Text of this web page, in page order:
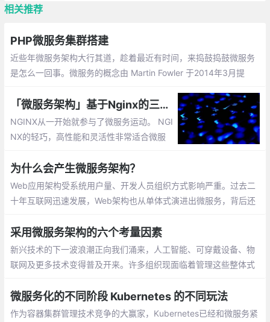
相关推荐
PHP微服务集群搭建
近些年微服务架构大行其道，趁着最近有时间，来捣鼓捣鼓微服务
是怎么一回事。微服务的概念由 Martin Fowler 于2014年3月提
组小的服务，服务之间相互协调
「微服务架构」基于Nginx的三种微服务参考架构
NGINX从一开始就参与了微服务运动。 NGI
NX的轻巧，高性能和灵活性非常适合微服
名第一的应用程序映像，您今天在Web上找
到的大多数微服务平台都包含一个演示
为什么会产生微服务架构？
Web应用架构受系统用户量、开发人员组织方式影响严重。过去二
十年互联网迅速发展，Web架构也从单体式演进出微服务，背后还
务，但是很多人并不太清楚为什么要这么做
采用微服务架构的六个考量因素
新兴技术的下一波浪潮正向我们涌来，人工智能、可穿戴设备、物
联网及更多技术变得普及开来。许多组织现面临着管理这些整体式
微服务化的不同阶段 Kubernetes 的不同玩法
作为容器集群管理技术竞争的大赢家，Kubernetes已经和微服务紧